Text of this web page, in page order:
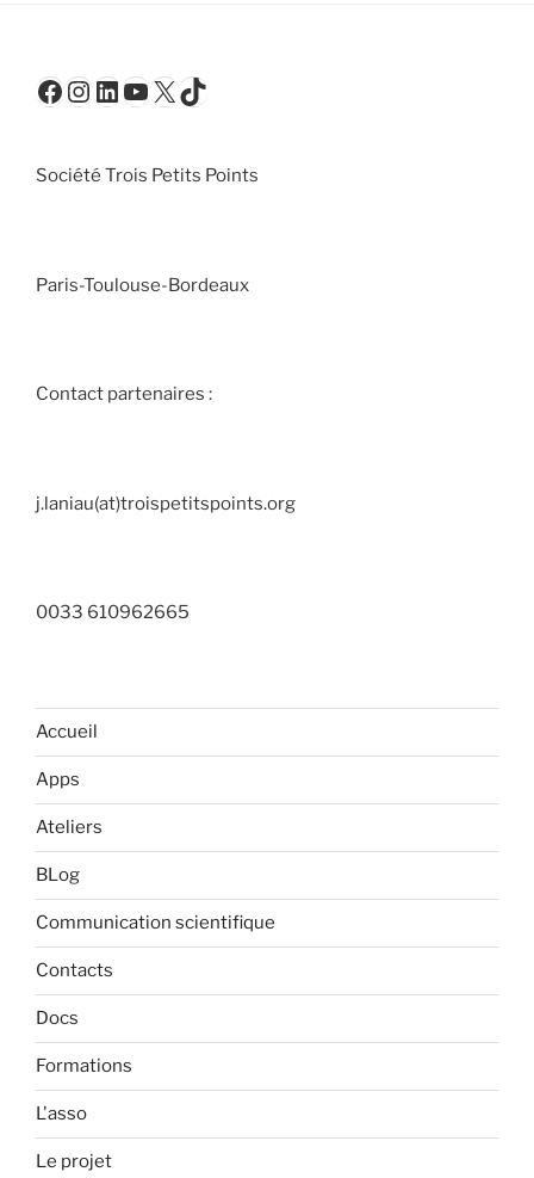
Facebook
Instagram
LinkedIn
YouTube
X TikTok
Société Trois Petits Points
Paris-Toulouse-Bordeaux
Contact partenaires :
j.laniau(at)troispetitspoints.org
0033 610962665
Accueil
Apps
Ateliers
BLog
Communication scientifique
Contacts
Docs
Formations
L'asso
Le projet